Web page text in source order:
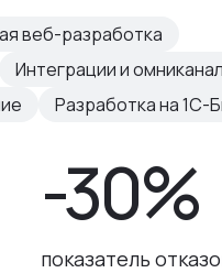
веб-разработка
Интеграции и
Разработка на 1С-
-30%
показатель